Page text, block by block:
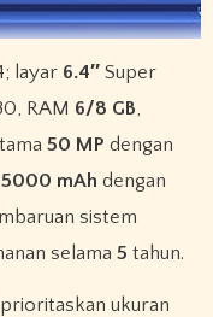
layar 6.4″Super
RAM 6/8 GB,
50 MP dengan
5000 mAh dengan
sistem
selama 5 tahun.
ukuran